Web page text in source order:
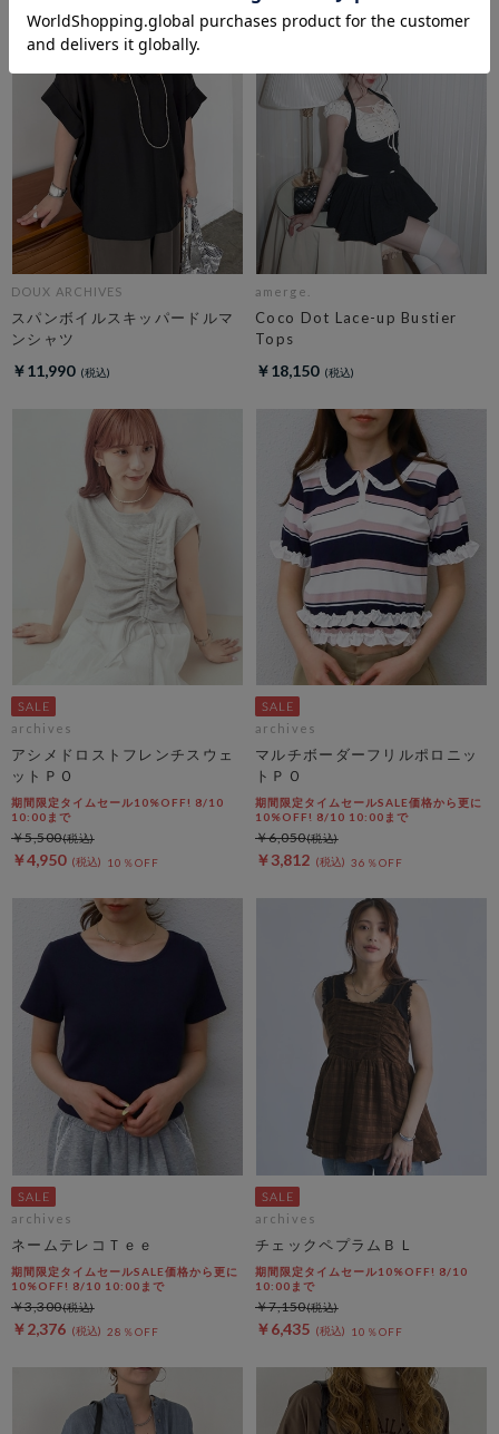
DOUX ARCHIVES
スパンボイルスキッパードルマ
ンシャツ
￥11,990
amerge.
Coco Dot Lace-up Bustier
Tops
￥18,150
archives
アシメドロストフレンチスウェ
ットＰＯ
期間限定タイムセール10%OFF! 8/10
10:00まで
￥4,950 10％OFF
￥5,500
archives
マルチボーダーフリルポロニッ
トＰＯ
期間限定タイムセールSALE価格から更に
10%OFF! 8/10 10:00まで
￥3,812 36％OFF
￥6,050
archives
ネームテレコＴｅｅ
期間限定タイムセールSALE価格から更に
10%OFF! 8/10 10:00まで
￥2,376 28％OFF
￥3,300
archives
チェックペプラムＢＬ
期間限定タイムセール10%OFF! 8/10
10:00まで
￥6,435 10％OFF
￥7,150